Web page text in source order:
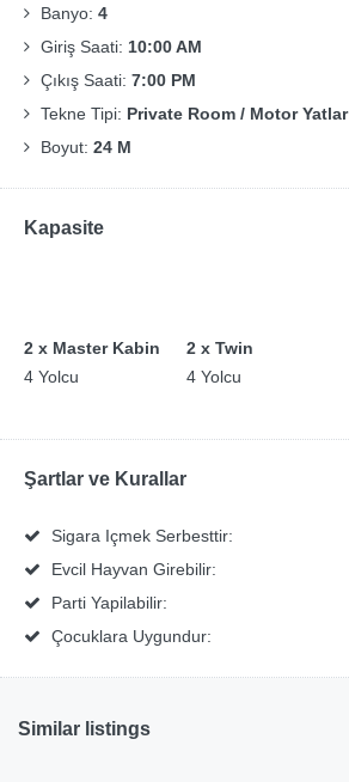
Banyo: 4
Giriş Saati: 10:00 AM
Çıkış Saati: 7:00 PM
Tekne Tipi: Private Room / Motor Yatlar
Boyut: 24 M
Kapasite
2 x Master Kabin
4 Yolcu
2 x Twin
4 Yolcu
Şartlar ve Kurallar
Sigara Içmek Serbesttir:
Evcil Hayvan Girebilir:
Parti Yapilabilir:
Çocuklara Uygundur:
Similar listings